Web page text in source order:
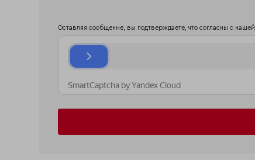
Оставляя сообщение, вы подтверждаете, что согласны с нашей